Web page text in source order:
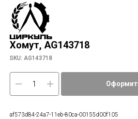
Хомут, AG143718
SKU: AG143718
af573d84-24a7-11eb-80ca-00155d00f105